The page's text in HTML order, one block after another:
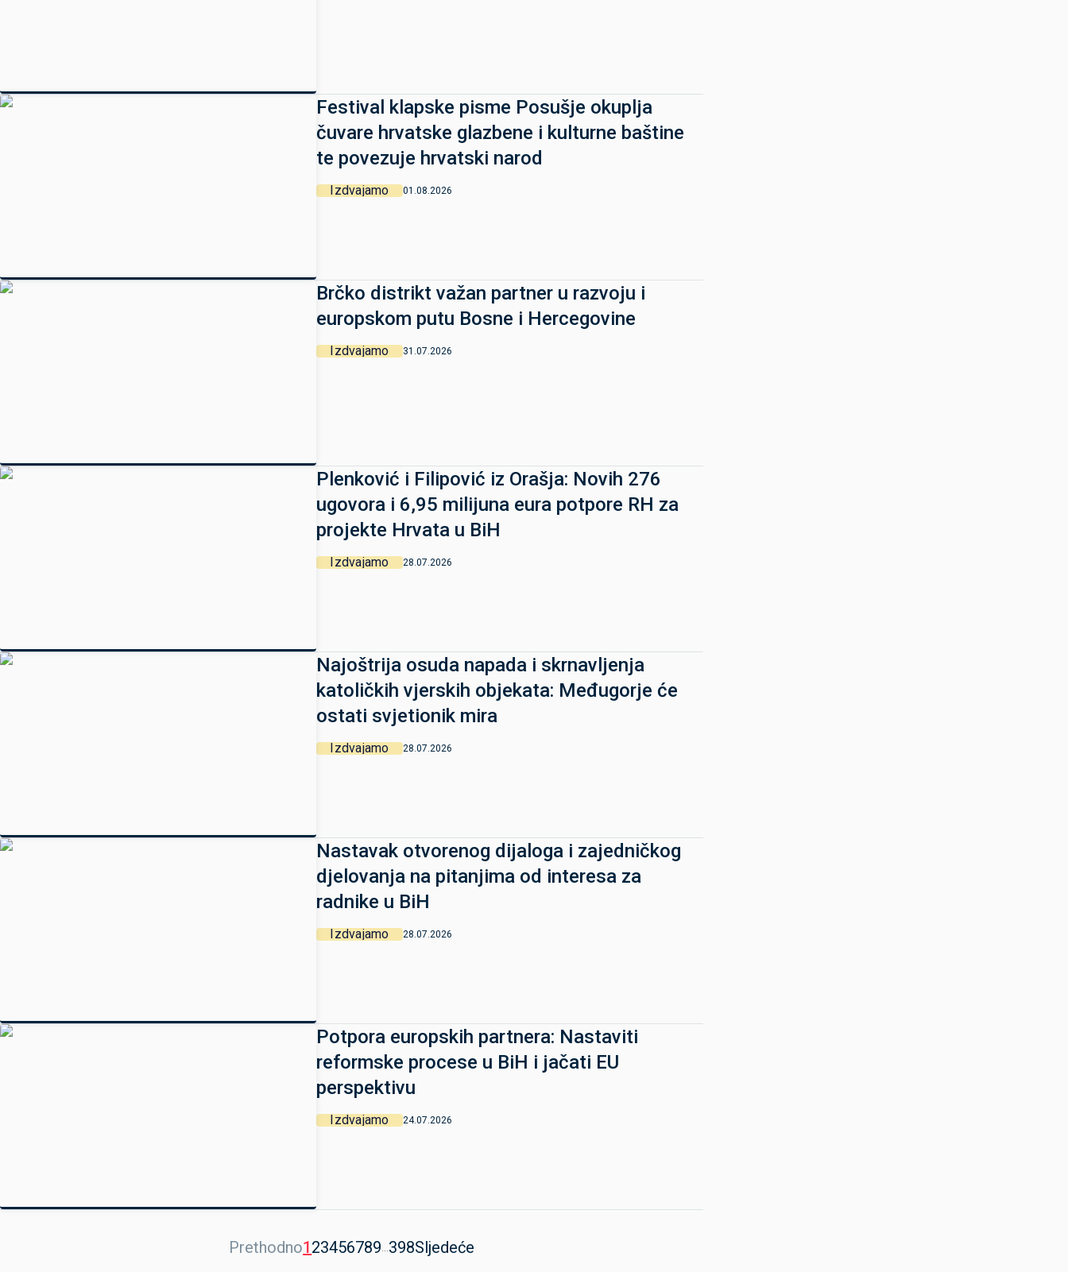
Festival klapske pisme Posušje okuplja
čuvare hrvatske glazbene i kulturne baštine
te povezuje hrvatski narod
Izdvajamo 01.08.2026
Brčko distrikt važan partner u razvoju i
europskom putu Bosne i Hercegovine
Izdvajamo 31.07.2026
Plenković i Filipović iz Orašja: Novih 276
ugovora i 6,95 milijuna eura potpore RH za
projekte Hrvata u BiH
Izdvajamo 28.07.2026
Najoštrija osuda napada i skrnavljenja
katoličkih vjerskih objekata: Međugorje će
ostati svjetionik mira
Izdvajamo 28.07.2026
Nastavak otvorenog dijaloga i zajedničkog
djelovanja na pitanjima od interesa za
radnike u BiH
Izdvajamo 28.07.2026
Potpora europskih partnera: Nastaviti
reformske procese u BiH i jačati EU
perspektivu
Izdvajamo 24.07.2026
Prethodno123456789 398Sljedeće